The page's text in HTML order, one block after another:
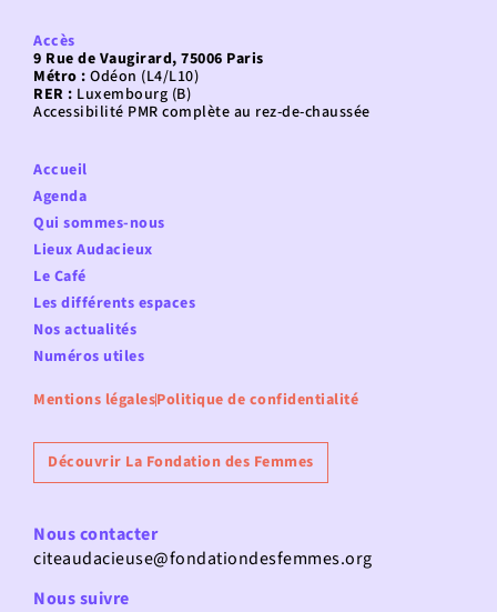
Accès
9 Rue de Vaugirard, 75006 Paris
Métro : Odéon (L4/L10)
RER : Luxembourg (B)
Accessibilité PMR complète au rez-de-chaussée
Accueil
Agenda
Qui sommes-nous
Lieux Audacieux
Le Café
Les différents espaces
Nos actualités
Numéros utiles
Mentions légalesPolitique de confidentialité
Découvrir La Fondation des Femmes
Nous contacter
citeaudacieuse@fondationdesfemmes.org
Nous suivre